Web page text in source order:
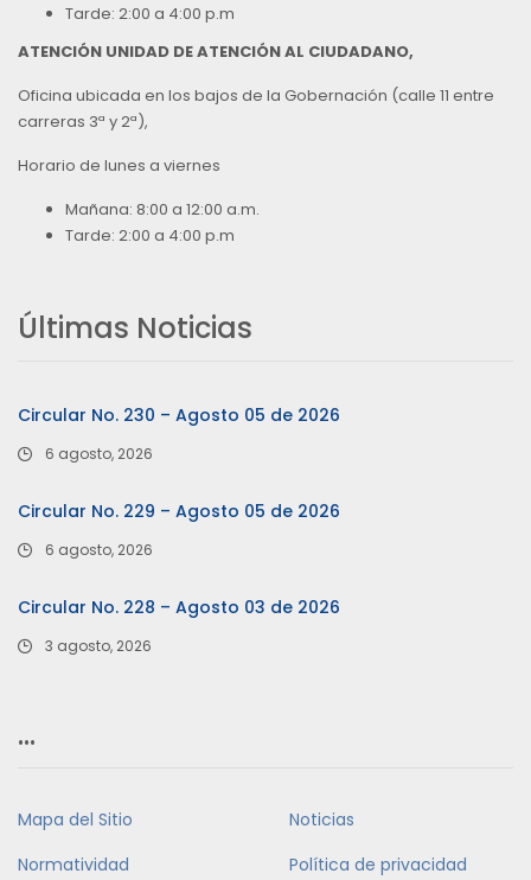
Tarde: 2:00 a 4:00 p.m
ATENCIÓN UNIDAD DE ATENCIÓN AL CIUDADANO,
Oficina ubicada en los bajos de la Gobernación (calle 11 entre
carreras 3ª y 2ª),
Horario de lunes a viernes
Mañana: 8:00 a 12:00 a.m.
Tarde: 2:00 a 4:00 p.m
Últimas Noticias
Circular No. 230 – Agosto 05 de 2026
6 agosto, 2026
Circular No. 229 – Agosto 05 de 2026
6 agosto, 2026
Circular No. 228 – Agosto 03 de 2026
3 agosto, 2026
…
Mapa del Sitio
Noticias
Normatividad
Política de privacidad